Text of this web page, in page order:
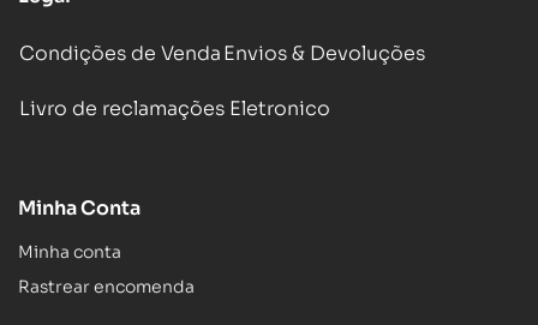
Condições de VendaEnvios & Devoluções
Livro de reclamações Eletronico
Minha Conta
Minha conta
Rastrear encomenda